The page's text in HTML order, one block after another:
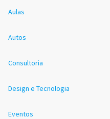
Aulas
Autos
Consultoria
Design e Tecnologia
Eventos